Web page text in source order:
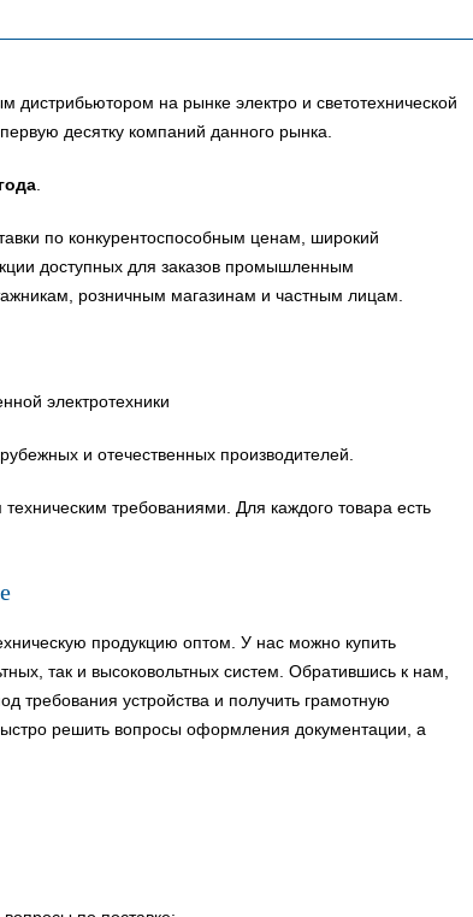
дистрибьютором на рынке электро и светотехнической
десятку компаний данного рынка.
по конкурентоспособным ценам, широкий
доступных для заказов промышленным
розничным магазинам и частным лицам.
электротехники
и отечественных производителей.
требованиями. Для каждого товара есть
продукцию оптом. У нас можно купить
так и высоковольтных систем. Обратившись к нам,
требования устройства и получить грамотную
решить вопросы оформления документации, а